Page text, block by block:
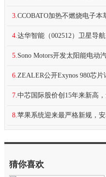
3. CCOBATO加热不燃烧电子本
4. 达华智能（002512）卫星导
5. Sono Motors开发太阳能电动
6. ZEALER公开Exynos 980芯片
7. 中芯国际股价创15年来新高，
8. 苹果系统迎来最严格新规，
猜你喜欢